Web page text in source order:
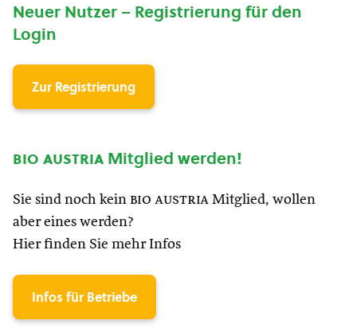
Neuer Nutzer – Registrierung für den
Login
Zur Registrierung
bio austria Mitglied werden!
Sie sind noch kein bio austria Mitglied, wollen
aber eines werden?
Hier finden Sie mehr Infos
Infos für Betriebe